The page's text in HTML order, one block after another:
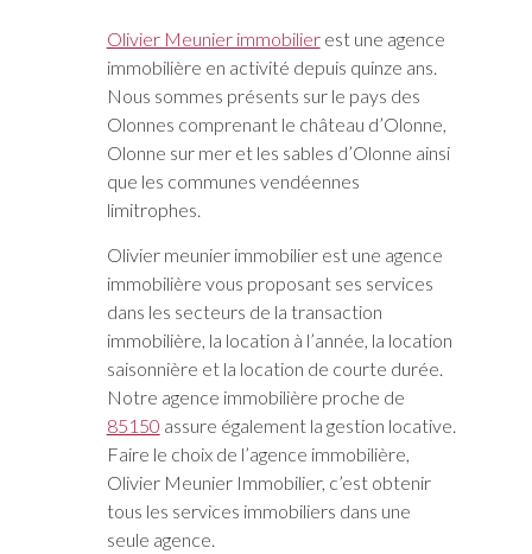
Olivier Meunier immobilierest une agence
immobilière en activité depuis quinze ans.
Nous sommes présents sur le pays des
Olonnes comprenant le château d’Olonne,
Olonne sur mer et les sables d’Olonne ainsi
que les communes vendéennes
limitrophes.
Olivier meunier immobilier est une agence
immobilière vous proposant ses services
dans les secteurs de la transaction
immobilière, la location à l’année, la location
saisonnière et la location de courte durée.
Notre agence immobilière proche de
85150 assure également la gestion locative.
Faire le choix de l’agence immobilière,
Olivier Meunier Immobilier, c’est obtenir
tous les services immobiliers dans une
seule agence.